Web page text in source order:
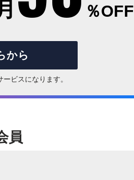
％OFF
から
ビスになります。
員